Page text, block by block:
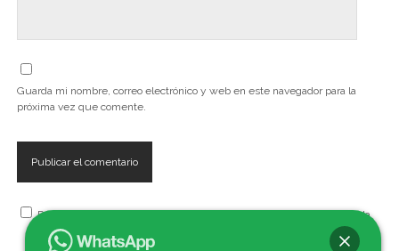
Guarda mi nombre, correo electrónico y web en este navegador para la
próxima vez que comente.
Recibe, artículos, cursos, seminarios, talleres y eventos de la Escuela